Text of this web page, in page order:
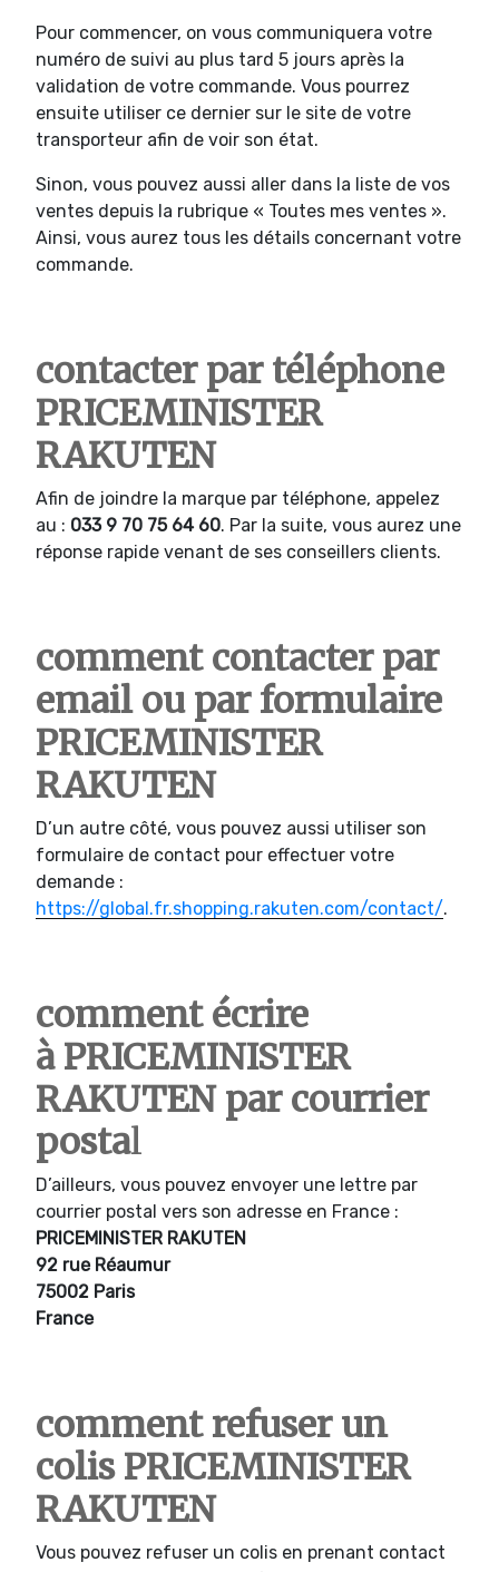
Pour commencer, on vous communiquera votre
numéro de suivi au plus tard 5 jours après la
validation de votre commande. Vous pourrez
ensuite utiliser ce dernier sur le site de votre
transporteur afin de voir son état.
Sinon, vous pouvez aussi aller dans la liste de vos
ventes depuis la rubrique « Toutes mes ventes ».
Ainsi, vous aurez tous les détails concernant votre
commande.
contacter par téléphone
PRICEMINISTER
RAKUTEN
Afin de joindre la marque par téléphone, appelez
au : 033 9 70 75 64 60. Par la suite, vous aurez une
réponse rapide venant de ses conseillers clients.
comment contacter par
email ou par formulaire
PRICEMINISTER
RAKUTEN
D’un autre côté, vous pouvez aussi utiliser son
formulaire de contact pour effectuer votre
demande :
https://global.fr.shopping.rakuten.com/contact/.
comment écrire
à PRICEMINISTER
RAKUTEN par courrier
postal
D’ailleurs, vous pouvez envoyer une lettre par
courrier postal vers son adresse en France :
PRICEMINISTER RAKUTEN
92 rue Réaumur
75002 Paris
France
comment refuser un
colis PRICEMINISTER
RAKUTEN
Vous pouvez refuser un colis en prenant contact